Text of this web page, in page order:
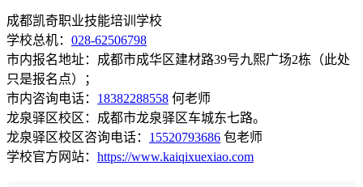
成都凯奇职业技能培训学校
学校总机： 028-62506798
市内报名地址：成都市成华区建材路39号九熙广场2栋（此处
只是报名点）；
市内咨询电话： 18382288558 何老师
龙泉驿区校区：成都市龙泉驿区车城东七路。
龙泉驿区校区咨询电话： 15520793686 包老师
学校官方网站： https://www.kaiqixuexiao.com